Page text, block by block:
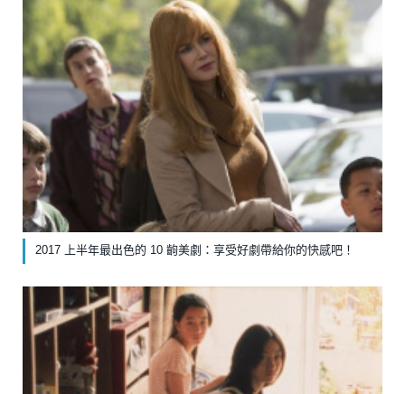
2017 上半年最出色的 10 齣美劇：享受好劇帶給你的快感吧！